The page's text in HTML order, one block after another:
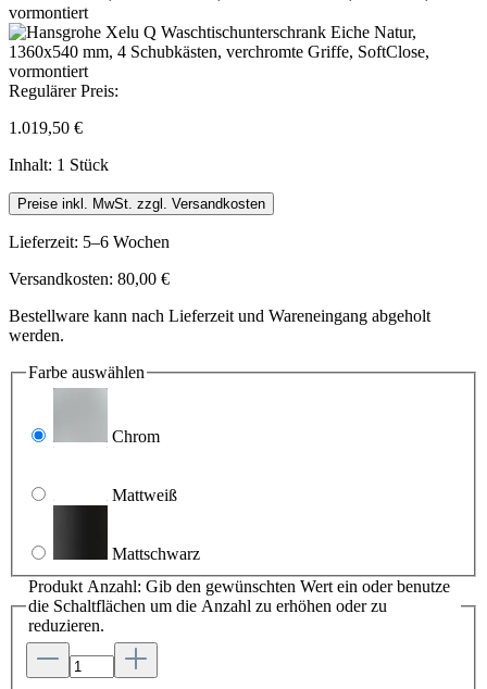
Regulärer Preis:
1.019,50 €
Inhalt: 1 Stück
Preise inkl. MwSt. zzgl. Versandkosten
Lieferzeit: 5–6 Wochen
Versandkosten: 80,00 €
Bestellware kann nach Lieferzeit und Wareneingang abgeholt
werden.
Farbe auswählen
Chrom
Mattweiß
Mattschwarz
Produkt Anzahl: Gib den gewünschten Wert ein oder benutze
die Schaltflächen um die Anzahl zu erhöhen oder zu
reduzieren.